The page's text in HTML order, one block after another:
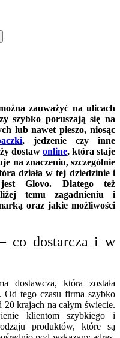
zauważyć na ulicach
szybko poruszają się na
lub nawet pieszo, niosąc
, jedzenie czy inne
dostaw online, która staje
na znaczeniu, szczególnie
działa w tej dziedzinie i
Glovo. Dlatego też
temu zagadnieniu i
oraz jakie możliwości
co dostarcza i w
dostawcza, która została
Od tego czasu firma szybko
20 krajach na całym świecie.
klientom szybkiego i
produktów, które są